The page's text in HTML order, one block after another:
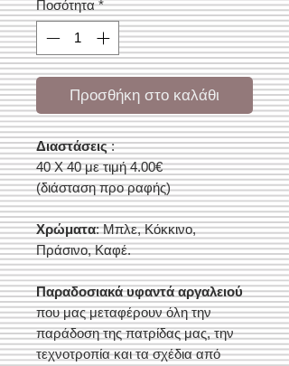
Ποσότητα *
Προσθήκη στο καλάθι
Διαστάσεις:
40 Χ 40 με τιμή 4.00€
(διάσταση προ ραφής)
Χρώματα: Μπλε, Κόκκινο,
Πράσινο, Καφέ.
Παραδοσιακά υφαντά αργαλειού
που μας μεταφέρουν όλη την
παράδοση της πατρίδας μας, την
τεχνοτροπία και τα σχέδια από